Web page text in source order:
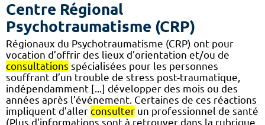
Centre Régional
Psychotraumatisme (CRP)
Régionaux du Psychotraumatisme (CRP) ont pour
vocation d’offrir des lieux d’orientation et/ou de
consultations spécialisées pour les personnes
souffrant d’un trouble de stress post-traumatique,
indépendamment [...] développer des mois ou des
années après l’événement. Certaines de ces réactions
impliquent d’aller consulter un professionnel de santé
(Plus d'informations sont à retrouver dans la rubrique